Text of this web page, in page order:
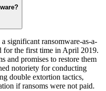
significant ransomware-as-a-
for the first time in April 2019.
and promises to restore them
notoriety for conducting
double extortion tactics,
if ransoms were not paid.